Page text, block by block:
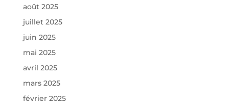
août 2025
juillet 2025
juin 2025
mai 2025
avril 2025
mars 2025
février 2025